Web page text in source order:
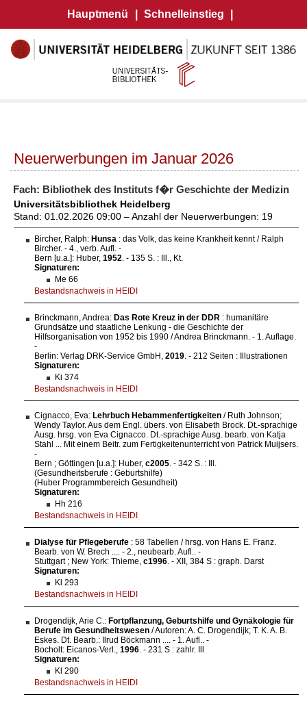
Hauptmenü Schnelleinstieg
Neuerwerbungen im Januar 2026
Fach: Bibliothek des Instituts f�r Geschichte der Medizin
Universitätsbibliothek Heidelberg
Stand: 01.02.2026 09:00 – Anzahl der Neuerwerbungen: 19
Bircher, Ralph: Hunsa : das Volk, das keine Krankheit kennt / Ralph
Bircher. - 4., verb. Aufl. -
Bern [u.a.]: Huber, 1952. - 135 S. : Ill., Kt.
Signaturen:
Me 66
Bestandsnachweis in HEIDI
Brinckmann, Andrea: Das Rote Kreuz in der DDR : humanitäre
Grundsätze und staatliche Lenkung - die Geschichte der
Hilfsorganisation von 1952 bis 1990 / Andrea Brinckmann. - 1. Auflage.
-
Berlin: Verlag DRK-Service GmbH, 2019. - 212 Seiten : Illustrationen
Signaturen:
Ki 374
Bestandsnachweis in HEIDI
Cignacco, Eva: Lehrbuch Hebammenfertigkeiten / Ruth Johnson;
Wendy Taylor. Aus dem Engl. übers. von Elisabeth Brock. Dt.-sprachige
Ausg. hrsg. von Eva Cignacco. Dt.-sprachige Ausg. bearb. von Katja
Stahl ... Mit einem Beitr. zum Fertigkeitenunterricht von Patrick Muijsers.
-
Bern ; Göttingen [u.a.]: Huber, c2005. - 342 S. : Ill.
(Gesundheitsberufe : Geburtshilfe)
(Huber Programmbereich Gesundheit)
Signaturen:
Hh 216
Bestandsnachweis in HEIDI
Dialyse für Pflegeberufe : 58 Tabellen / hrsg. von Hans E. Franz.
Bearb. von W. Brech .... - 2., neubearb. Aufl.. -
Stuttgart ; New York: Thieme, c1996. - XII, 384 S : graph. Darst
Signaturen:
Kl 293
Bestandsnachweis in HEIDI
Drogendijk, Arie C.: Fortpflanzung, Geburtshilfe und Gynäkologie für
Berufe im Gesundheitswesen / Autoren: A. C. Drogendijk; T. K. A. B.
Eskes. Dt. Bearb.: Ilrud Böckmann .... - 1. Aufl.. -
Bocholt: Eicanos-Verl., 1996. - 231 S : zahlr. Ill
Signaturen:
Kl 290
Bestandsnachweis in HEIDI